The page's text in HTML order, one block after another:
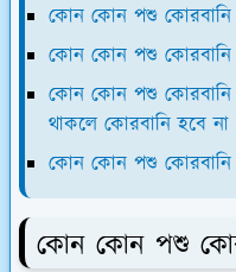
কোন কোন পশু কোরবানি
কোন কোন পশু কোরবানি
কোন কোন পশু কোরবানি
থাকলে কোরবানি হবে না
কোন কোন পশু কোরবানি
কোন কোন পশু